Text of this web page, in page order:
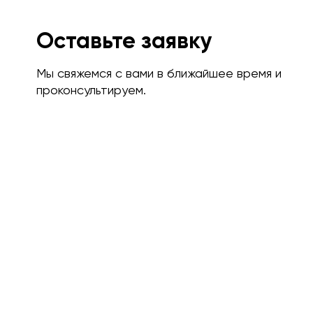
Оставьте заявку
Мы свяжемся с вами в ближайшее время и
проконсультируем.